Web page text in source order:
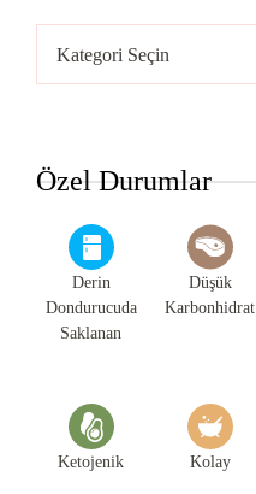
Kategorileri
Özel Durumlar
Derin
Dondurucuda
Saklanan
Düşük
Karbonhidrat
Ketojenik Kolay